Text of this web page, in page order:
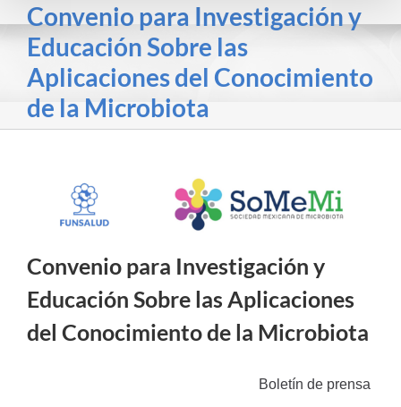
Convenio para Investigación y
Educación Sobre las
Aplicaciones del Conocimiento
de la Microbiota
Convenio para Investigación y
Educación Sobre las Aplicaciones
del Conocimiento de la Microbiota
Boletín de prensa